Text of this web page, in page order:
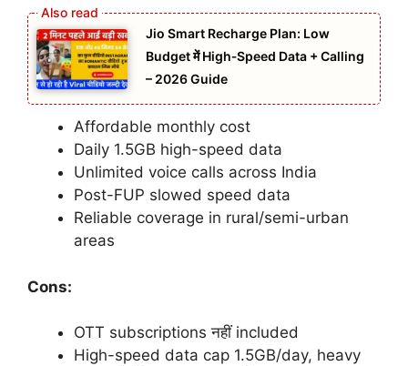
Jio Smart Recharge Plan: Low
Budget में High‑Speed Data + Calling
– 2026 Guide
Affordable monthly cost
Daily 1.5GB high-speed data
Unlimited voice calls across India
Post-FUP slowed speed data
Reliable coverage in rural/semi-urban
areas
Cons:
OTT subscriptions नहीं included
High-speed data cap 1.5GB/day, heavy